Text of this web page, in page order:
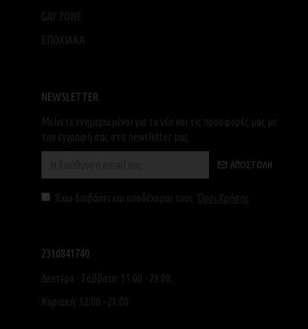
GAY ZONE
ΕΠΟΧΙΑΚΑ
NEWSLETTER
Μείνετε ενημερωμένοι για τα νέα και τις προσφορές μας με
την εγγραφή σας στο newsletter μας
ΑΠΟΣΤΟΛΉ
Έχω διαβάσει και αποδέχομαι τους Όροι Χρήσης
2310841740
Δευτέρα - Σάββατο: 11:00 - 23:00,
Κυριακή: 12:00 - 21:00